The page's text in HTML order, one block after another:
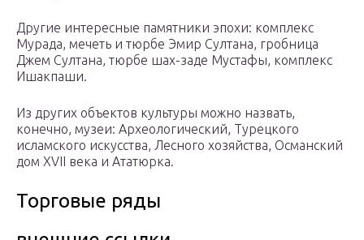
Другие интересные памятники эпохи: комплекс
Мурада, мечеть и тюрбе Эмир Султана, гробница
Джем Султана, тюрбе шах-заде Мустафы, комплекс
Ишакпаши.
Из других объектов культуры можно назвать,
конечно, музеи: Археологический, Турецкого
исламского искусства, Лесного хозяйства, Османский
дом XVII века и Ататюрка.
Торговые ряды